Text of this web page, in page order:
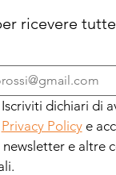
ricevere
dichiari di
Privacy Policy e
newsletter e altre